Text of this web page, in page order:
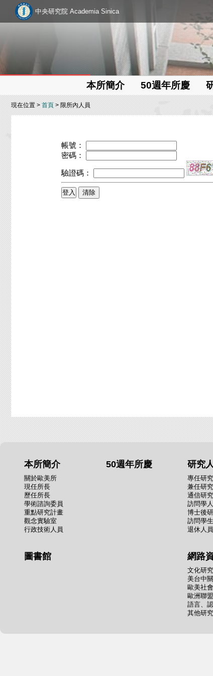
中央研究院 Academia Sinica
本所簡介 50週年所慶
現在位置 >首頁> 限所內人員
帳號：
密碼：
驗證碼：
清除
本所簡介
關於歐美所
現任所長
歷任所長
學術諮詢委員
重點研究計畫
觀念實驗室
行政技術人員
50週年所慶 研究
專任研
兼任研
通信研
訪問學人
博士後
訪問學生
退休人員
圖書館 網路
文化研究
美台中
歐美社
歐洲聯
語言、
其他研究